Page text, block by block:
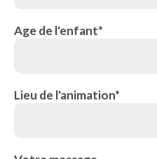
Age de l'enfant*
Lieu de l'animation*